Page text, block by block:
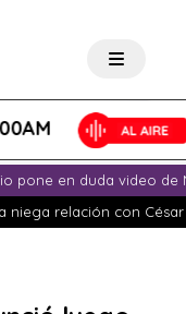
pone en duda video de
niega relación con